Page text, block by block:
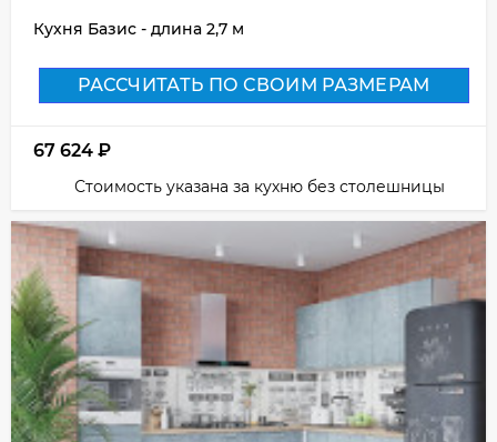
Кухня Базис - длина 2,7 м
РАССЧИТАТЬ ПО СВОИМ РАЗМЕРАМ
67 624 ₽
Стоимость указана за кухню без столешницы